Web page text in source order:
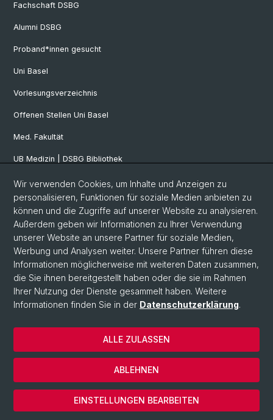
Fachschaft DSBG
Alumni DSBG
Proband*innen gesucht
Uni Basel
Vorlesungsverzeichnis
Offenen Stellen Uni Basel
Med. Fakultät
UB Medizin | DSBG Bibliothek
Social Media
Facebook
Twitter
Youtube
Wir verwenden Cookies, um Inhalte und Anzeigen zu
personalisieren, Funktionen für soziale Medien anbieten zu
können und die Zugriffe auf unserer Website zu analysieren.
Außerdem geben wir Informationen zu Ihrer Verwendung
unserer Website an unsere Partner für soziale Medien,
Werbung und Analysen weiter. Unsere Partner führen diese
Informationen möglicherweise mit weiteren Daten zusammen,
die Sie ihnen bereitgestellt haben oder die sie im Rahmen
Ihrer Nutzung der Dienste gesammelt haben. Weitere
Informationen finden Sie in der Datenschutzerklärung.
EINSTELLUNGEN BEARBEITEN
ABLEHNEN
ALLE ZULASSEN